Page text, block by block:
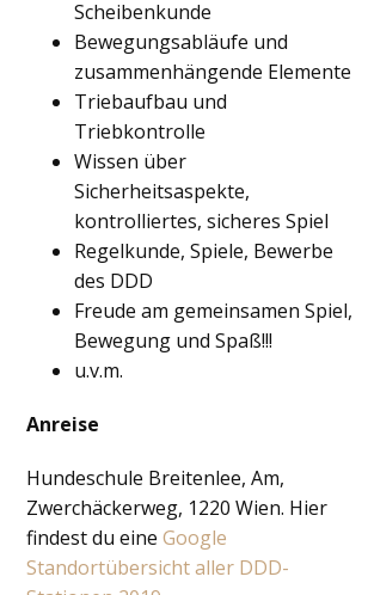
Scheibenkunde
Bewegungsabläufe und
zusammenhängende Elemente
Triebaufbau und
Triebkontrolle
Wissen über
Sicherheitsaspekte,
kontrolliertes, sicheres Spiel
Regelkunde, Spiele, Bewerbe
des DDD
Freude am gemeinsamen Spiel,
Bewegung und Spaß!!!
u.v.m.
Anreise
Hundeschule Breitenlee, Am,
Zwerchäckerweg, 1220 Wien. Hier
findest du eineGoogle
Standortübersicht aller DDD-